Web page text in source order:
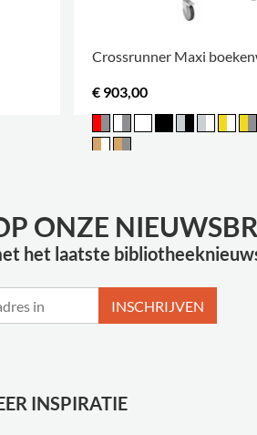
Crossrunner Maxi
€ 903,00
ONZE
het laatste
INSCHRIJVEN
INSPIRATIE